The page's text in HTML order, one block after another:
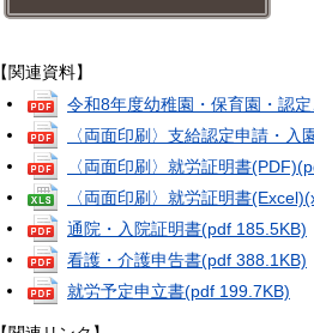
【関連資料】
令和8年度幼稚園・保育園・認
〈両面印刷〉支給認定申請・入
〈両面印刷〉就労証明書(PDF)
〈両面印刷〉就労証明書(Excel)
通院・入院証明書(pdf 185.5KB)
看護・介護申告書(pdf 388.1KB)
就労予定申立書(pdf 199.7KB)